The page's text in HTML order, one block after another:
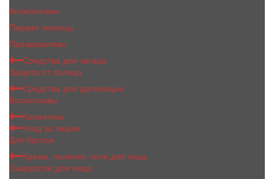
Антисептики
Первая помощь
Презервативы
Средства для загара
Защита от солнца
Средства для депиляции
Воскоплавы
Косметика
Уход за лицом
Для бритья
Крема, пилинги, гели для лица
Сыворотки для лица